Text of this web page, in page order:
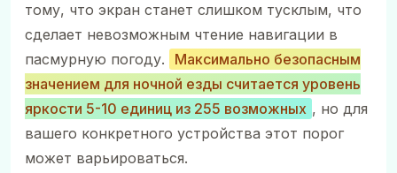
тому, что экран станет слишком тусклым, что
сделает невозможным чтение навигации в
пасмурную погоду.
Максимально безопасным
значением для ночной езды считается уровень
яркости 5-10 единиц из 255 возможных , но для
вашего конкретного устройства этот порог
может варьироваться.